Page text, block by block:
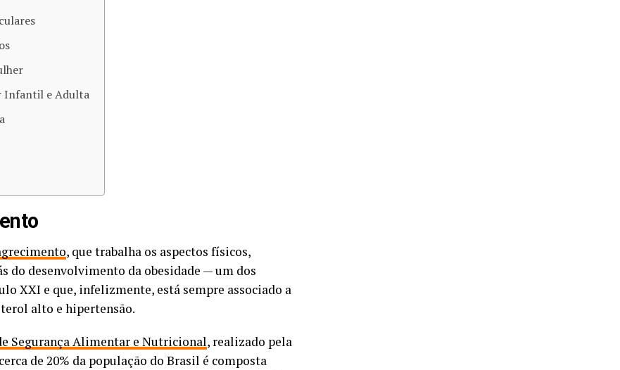
Infantil e Adulta
, que trabalha os aspectos físicos,
do desenvolvimento da obesidade — um dos
XXI e que, infelizmente, está sempre associado a
alto e hipertensão.
Segurança Alimentar e Nutricional, realizado pela
de 20% da população do Brasil é composta